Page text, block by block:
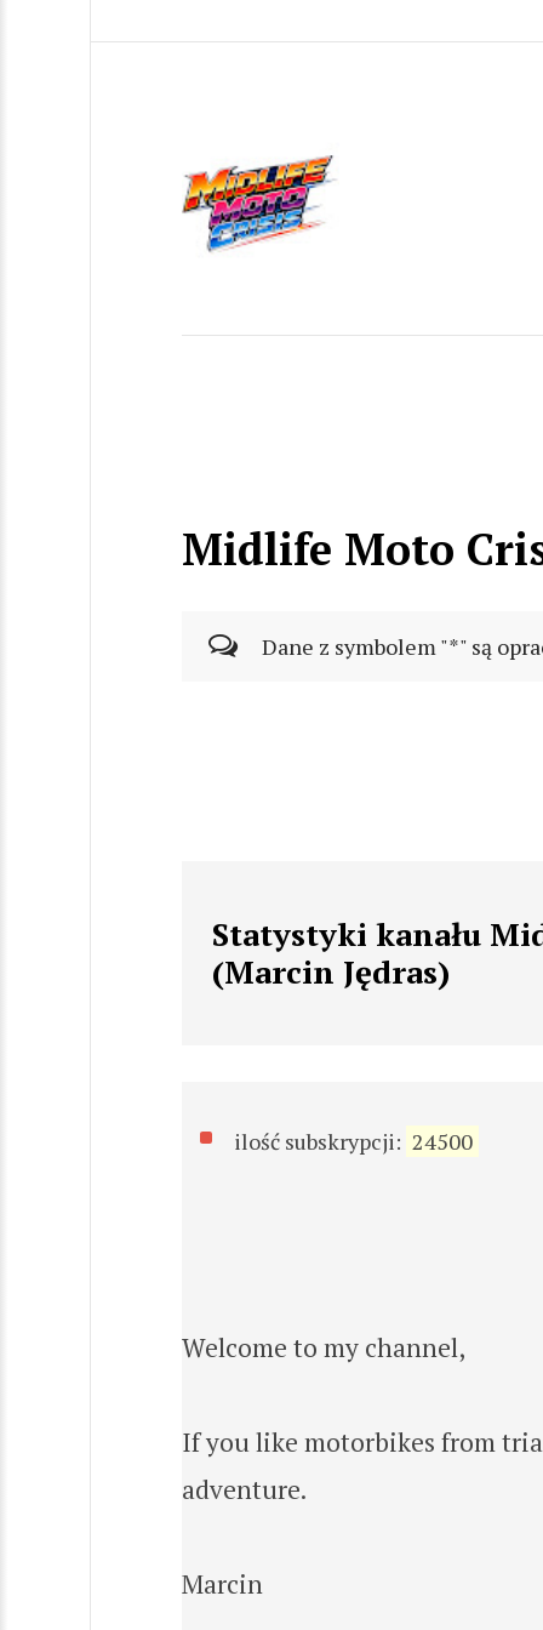
Midlife Moto
Dane z symbolem "*" są
Statystyki kanału
(Marcin Jędras)
ilość subskrypcji: 24500
Welcome to my channel,
If you like motorbikes from
adventure.
Marcin